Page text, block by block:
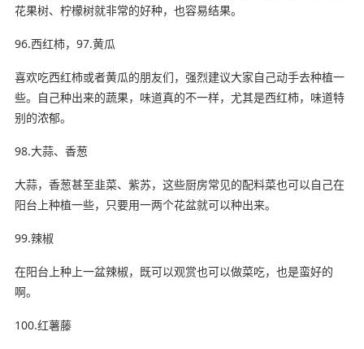
花果树、柠檬树就非常的好种，也容易结果。
96.西红柿，97.黄瓜
喜欢吃西红柿或者黄瓜的朋友们，强烈建议大家自己动手去种植一
些。自己种出来的蔬果，味道真的不一样，尤其是西红柿，味道特
别的浓郁。
98.大蒜、香葱
大蒜，香葱甚至韭菜、紫苏，这些厨房常见的配料菜也可以自己在
阳台上种植一些，只要用一两个花盆就可以种出来。
99.辣椒
在阳台上种上一盆辣椒，既可以观赏也可以做菜吃，也是蛮好的
啊。
100.红薯藤